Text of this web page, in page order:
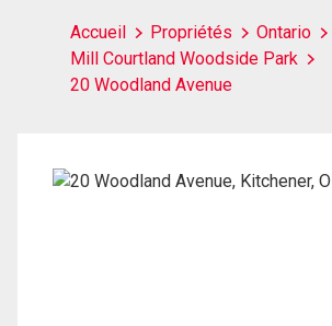
Accueil Propriétés Ontario
Mill Courtland Woodside Park
20 Woodland Avenue